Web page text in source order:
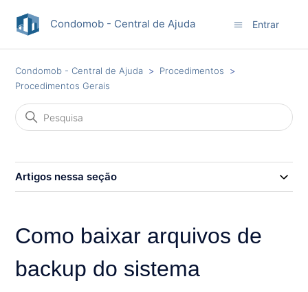
Condomob - Central de Ajuda Entrar
Condomob - Central de Ajuda
Procedimentos
Procedimentos Gerais
Artigos nessa seção
Como baixar arquivos de
backup do sistema